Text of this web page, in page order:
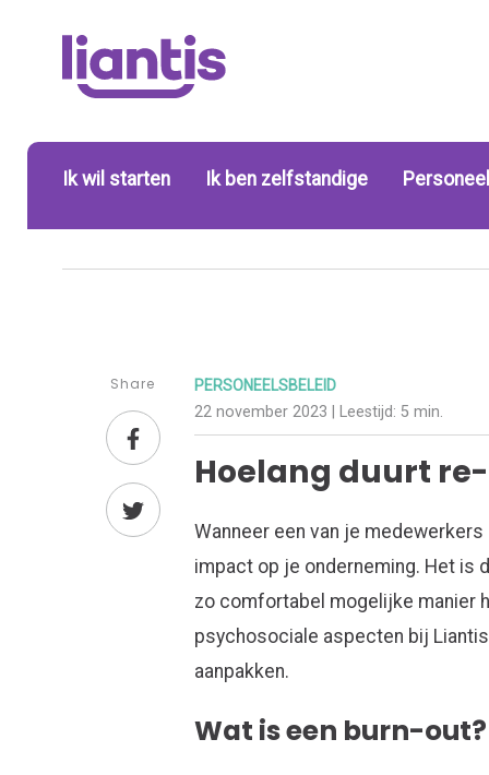
Ik wil starten Ik ben zelfstandige
Share PERSONEELSBELEID
22 november 2023 | Leestijd:5 min.
Hoelang duurt
Wanneer een van je
impact op je onderneming. Het is
zo comfortabel mogelijke manier
psychosociale aspecten bij
aanpakken.
Wat is een burn-out?